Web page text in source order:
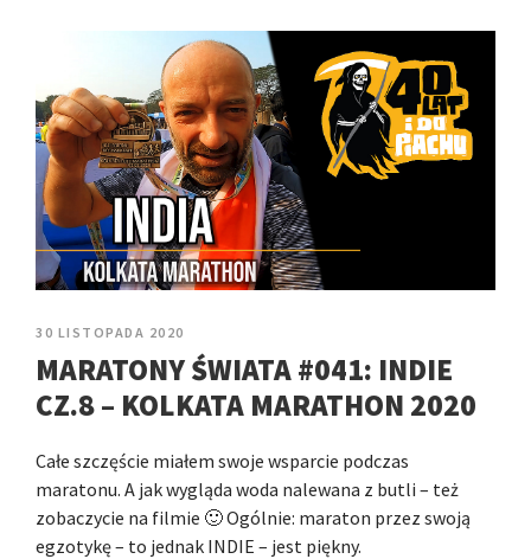
30 LISTOPADA 2020
MARATONY ŚWIATA #041: INDIE
CZ.8 – KOLKATA MARATHON 2020
Całe szczęście miałem swoje wsparcie podczas
maratonu. A jak wygląda woda nalewana z butli – też
zobaczycie na filmie 🙂 Ogólnie: maraton przez swoją
egzotykę – to jednak INDIE – jest piękny.